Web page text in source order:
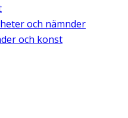
och nämnder
och konst